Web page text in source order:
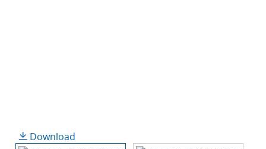
Download